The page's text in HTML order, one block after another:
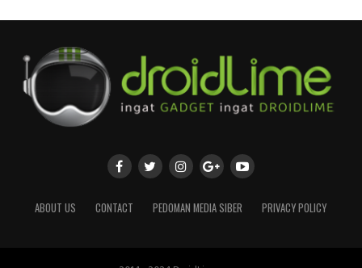
ABOUT US CONTACT PEDOMAN MEDIA SIBER PRIVACY POLICY